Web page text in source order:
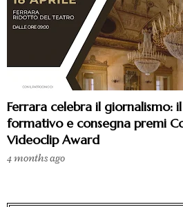
Ferrara celebra il giornalismo:
formativo e consegna premi
Videoclip Award
4 months ago